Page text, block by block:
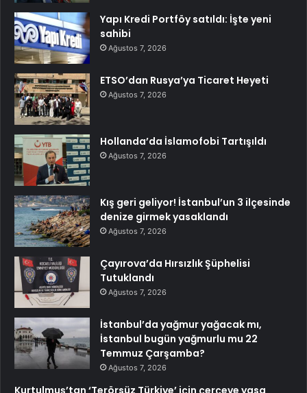
Yapı Kredi Portföy satıldı: İşte yeni
sahibi
Ağustos 7, 2026
ETSO’dan Rusya’ya Ticaret Heyeti
Ağustos 7, 2026
Hollanda’da İslamofobi Tartışıldı
Ağustos 7, 2026
Kış geri geliyor! İstanbul’un 3 ilçesinde
denize girmek yasaklandı
Ağustos 7, 2026
Çayırova’da Hırsızlık Şüphelisi
Tutuklandı
Ağustos 7, 2026
İstanbul’da yağmur yağacak mı,
İstanbul bugün yağmurlu mu 22
Temmuz Çarşamba?
Ağustos 7, 2026